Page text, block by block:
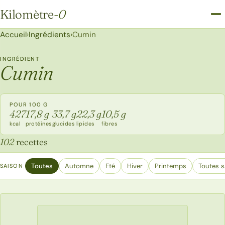
Kilomètre-0
Kilomètre-0
Accueil›Ingrédients›Cumin
INGRÉDIENT
Cumin
POUR 100 G
427
kcal
17,8 g
protéines
33,7 g
glucides
22,3 g
lipides
10,5 g
fibres
102recettes
SAISON Toutes Automne Eté Hiver Printemps Toutes